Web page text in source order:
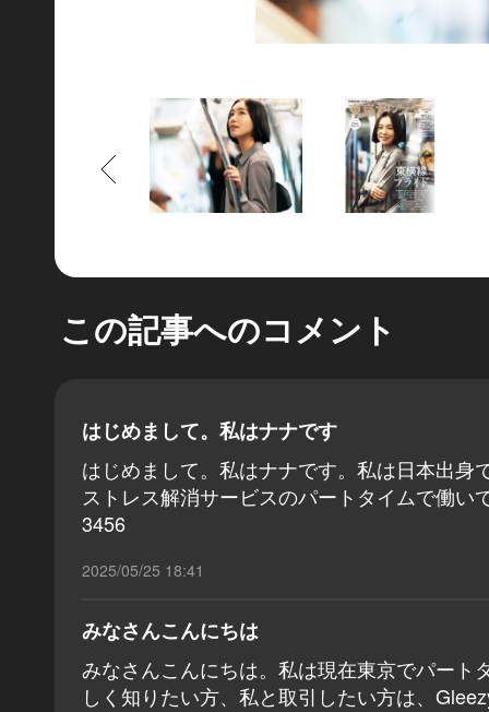
この記事へのコメント
はじめまして。私はナナです
はじめまして。私はナナです。私は日本出
ストレス解消サービスのパートタイムで働
3456
2025/05/25 18:41
みなさんこんにちは
みなさんこんにちは。私は現在東京でパー
しく知りたい方、私と取引したい方は、